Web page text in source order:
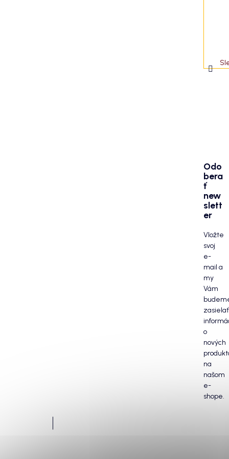
Odo
bera
ť
new
slett
er
Vložte
svoj
e-
mail a
my
Vám
zasielať
o
nových
na
našom
e-
shope.